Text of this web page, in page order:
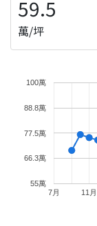
59.5
萬/坪
7月 11月
55萬
66.3萬
77.5萬
88.8萬
100萬